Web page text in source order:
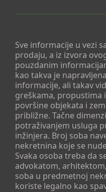
Sve informacije u vezi
prodaju, a iz izvora
pouzdanim
kao takva je
informacije, ali takav
greškama, propustima
površine objekata i
približne. Tačne
potraživanjem usluga
inžinjera. Broj soba
nekretnina koje se
Svaka osoba treba da
advokatom,
soba u predmetnoj
koriste legalno kao